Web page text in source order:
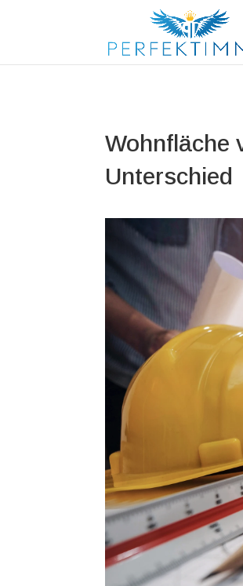
Wohnfläche
Unterschied